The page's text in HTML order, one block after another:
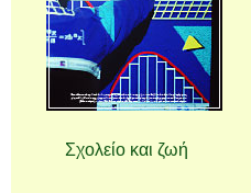
Σχολείο και ζωή